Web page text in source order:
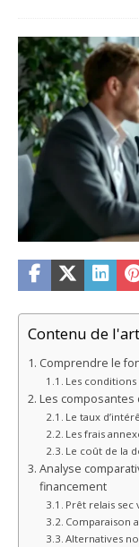
Contenu de
Comprendre le
Les
Les composantes
Le taux
Les frais
Le coût de la
Analyse
financement
Prêt relais sec
Comparaison
Alternatives